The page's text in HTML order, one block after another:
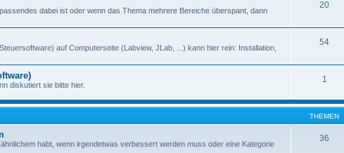
dabei ist oder wenn das Thema mehrere Bereiche überspant, dann
20
auf Computerseite (Labview, JLab, ...) kann hier rein: Installation,
54
diskutiert sie bitte hier.
1
THEMEN
habt, wenn irgendetwas verbessert werden muss oder eine Kategorie
36